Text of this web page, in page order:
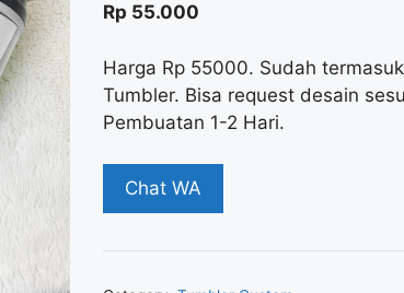
Rp 55.000
Harga Rp 55000. Sudah termasuk
Tumbler. Bisa request desain
Pembuatan 1-2 Hari.
Chat WA